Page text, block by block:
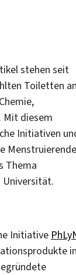
stehen seit
Toiletten
Mit diesem
Initiativen
Menstruierende
Thema
Universität.
Initiative
in